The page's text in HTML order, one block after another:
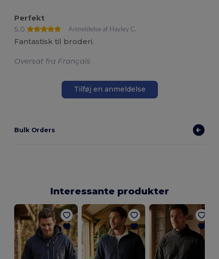
Perfekt
5.0
Anmeldelse af Hayley C.
Fantastisk til broderi.
Oversat fra Français
Tilføj en anmeldelse
Bulk Orders
Interessante produkter